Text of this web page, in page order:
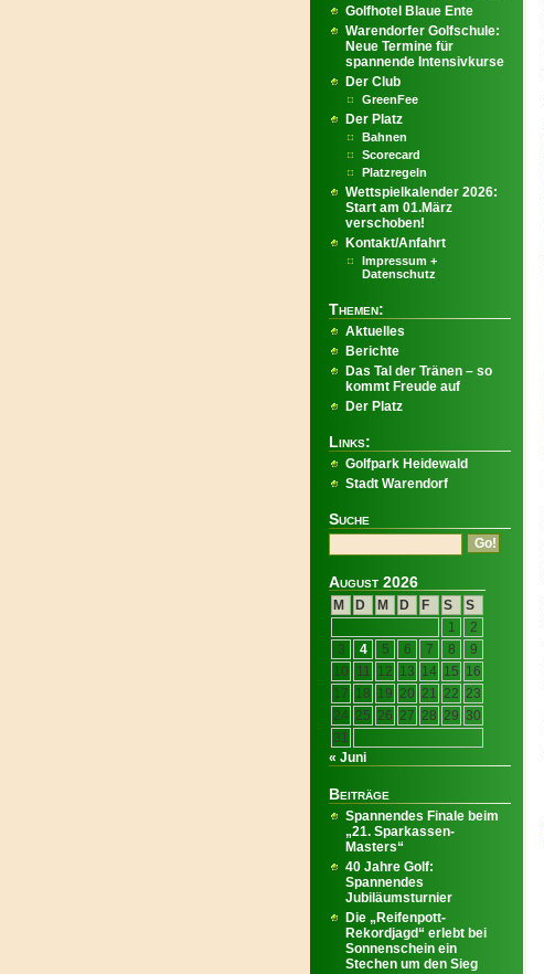
Golfhotel Blaue Ente
Warendorfer Golfschule:
Neue Termine für
spannende Intensivkurse
Der Club
GreenFee
Der Platz
Bahnen
Scorecard
Platzregeln
Wettspielkalender 2026:
Start am 01.März
verschoben!
Kontakt/Anfahrt
Impressum +
Datenschutz
Themen:
Aktuelles
Berichte
Das Tal der Tränen – so
kommt Freude auf
Der Platz
Links:
Golfpark Heidewald
Stadt Warendorf
Suche
August 2026
M D M D F S
S
1
2
3
4 5 6 7 8
9
10
11 12 13 14 15 16
17 18 19 20 21 22 23
24 25 26 27 28 29 30
31
« Juni
Beiträge
Spannendes Finale beim
„21. Sparkassen-
Masters“
40 Jahre Golf:
Spannendes
Jubiläumsturnier
Die „Reifenpott-
Rekordjagd“ erlebt bei
Sonnenschein ein
Stechen um den Sieg